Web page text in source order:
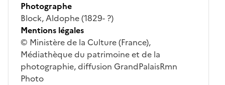
Photographe
Block, Aldophe (1829- ?)
Mentions légales
© Ministère de la Culture (France),
Médiathèque du patrimoine et de la
photographie, diffusion GrandPalaisRmn
Photo